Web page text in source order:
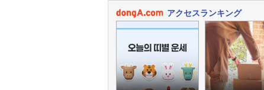
アクセスランキング